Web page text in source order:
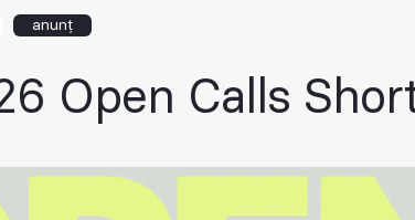
anunț
Open Calls